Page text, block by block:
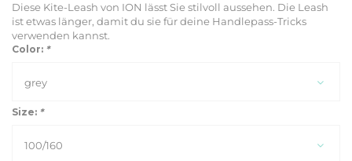
Diese Kite-Leash von ION lässt Sie stilvoll aussehen. Die Leash
ist etwas länger, damit du sie für deine Handlepass-Tricks
verwenden kannst.
Color: *
grey
Size: *
100/160